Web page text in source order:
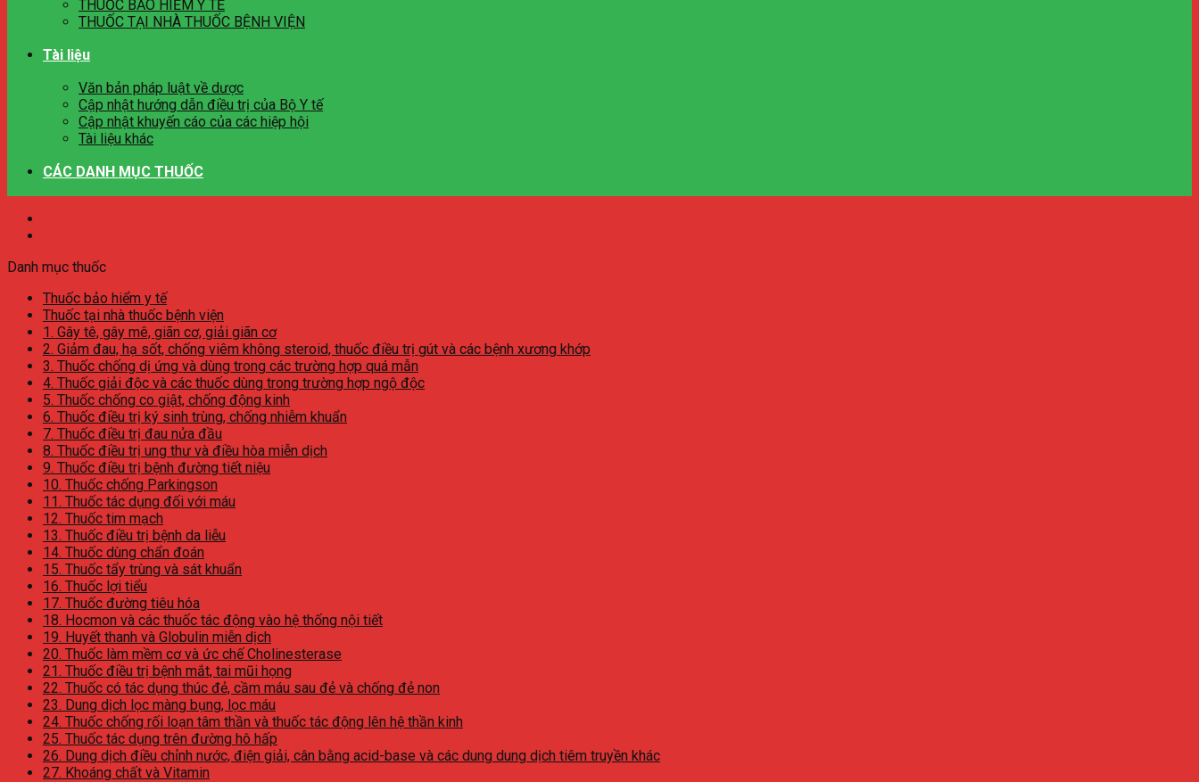
THUỐC BẢO HIỂM Y TẾ
THUỐC TẠI NHÀ THUỐC BỆNH VIỆN
Tài liệu
Văn bản pháp luật về dược
Cập nhật hướng dẫn điều trị của Bộ Y tế
Cập nhật khuyến cáo của các hiệp hội
Tài liệu khác
CÁC DANH MỤC THUỐC
Danh mục thuốc
Thuốc bảo hiểm y tế
Thuốc tại nhà thuốc bệnh viện
1. Gây tê, gây mê, giãn cơ, giải giãn cơ
2. Giảm đau, hạ sốt, chống viêm không steroid, thuốc điều trị gút và các bệnh xương khớp
3. Thuốc chống dị ứng và dùng trong các trường hợp quá mẫn
4. Thuốc giải độc và các thuốc dùng trong trường hợp ngộ độc
5. Thuốc chống co giật, chống động kinh
6. Thuốc điều trị ký sinh trùng, chống nhiễm khuẩn
7. Thuốc điều trị đau nửa đầu
8. Thuốc điều trị ung thư và điều hòa miễn dịch
9. Thuốc điều trị bệnh đường tiết niệu
10. Thuốc chống Parkingson
11. Thuốc tác dụng đối với máu
12. Thuốc tim mạch
13. Thuốc điều trị bệnh da liễu
14. Thuốc dùng chẩn đoán
15. Thuốc tẩy trùng và sát khuẩn
16. Thuốc lợi tiểu
17. Thuốc đường tiêu hóa
18. Hocmon và các thuốc tác động vào hệ thống nội tiết
19. Huyết thanh và Globulin miễn dịch
20. Thuốc làm mềm cơ và ức chế Cholinesterase
21. Thuốc điều trị bệnh mắt, tai mũi họng
22. Thuốc có tác dụng thúc đẻ, cầm máu sau đẻ và chống đẻ non
23. Dung dịch lọc màng bụng, lọc máu
24. Thuốc chống rối loạn tâm thần và thuốc tác động lên hệ thần kinh
25. Thuốc tác dụng trên đường hô hấp
26. Dung dịch điều chỉnh nước, điện giải, cân bằng acid-base và các dung dung dịch tiêm truyền khác
27. Khoáng chất và Vitamin